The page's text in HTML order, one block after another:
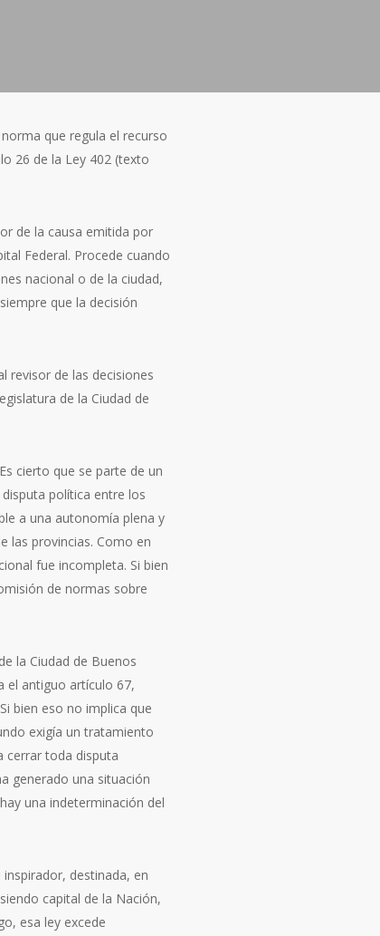
que regula el recurso
26 de la Ley 402 (texto
de la causa emitida por
Federal. Procede cuando
nacional o de la ciudad,
que la decisión
revisor de las decisiones
de la Ciudad de
cierto que se parte de un
política entre los
a una autonomía plena y
las provincias. Como en
fue incompleta. Si bien
de normas sobre
la Ciudad de Buenos
el antiguo artículo 67,
bien eso no implica que
exigía un tratamiento
cerrar toda disputa
generado una situación
una indeterminación del
destinada, en
capital de la Nación,
esa ley excede